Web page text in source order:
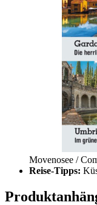
Lust auf
inkl. MwSt.
Lust auf Italien 3/2023
Toskana:Siena /
Florenz/
Movenosee /
Reise-Tipps: